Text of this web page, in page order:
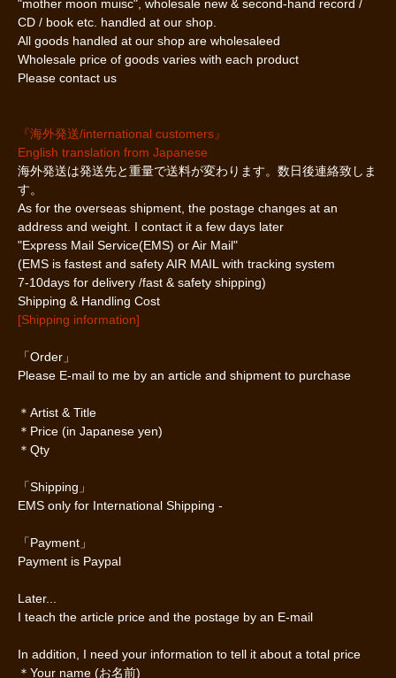
"mother moon muisc", wholesale new & second-hand record /
CD / book etc. handled at our shop.
All goods handled at our shop are wholesaleed
Wholesale price of goods varies with each product
Please contact us
『海外発送/international customers』
English translation from Japanese
海外発送は発送先と重量で送料が変わります。数日後連絡致しま
す。
As for the overseas shipment, the postage changes at an
address and weight. I contact it a few days later
"Express Mail Service(EMS) or Air Mail"
(EMS is fastest and safety AIR MAIL with tracking system
7-10days for delivery /fast & safety shipping)
Shipping & Handling Cost
[Shipping information]
「Order」
Please E-mail to me by an article and shipment to purchase
＊Artist & Title
＊Price (in Japanese yen)
＊Qty
「Shipping」
EMS only for International Shipping -
「Payment」
Payment is Paypal
Later...
I teach the article price and the postage by an E-mail
In addition, I need your information to tell it about a total price
＊Your name (お名前)